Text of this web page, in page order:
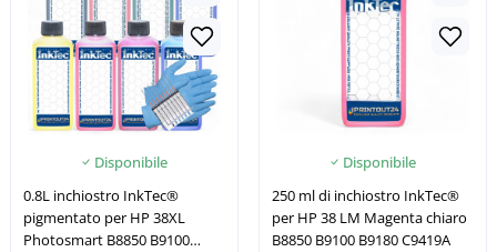
Disponibile
0.8L inchiostro InkTec®
pigmentato per HP 38XL
Photosmart B8850 B9100
Disponibile
250 ml di inchiostro InkTec®
per HP 38 LM Magenta chiaro
B8850 B9100 B9180 C9419A